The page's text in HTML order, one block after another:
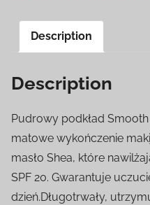
Description
Description
Pudrowy podkład
matowe wykończenie
masło Shea, które
SPF 20. Gwarantuje
dzień.Długotrwały,